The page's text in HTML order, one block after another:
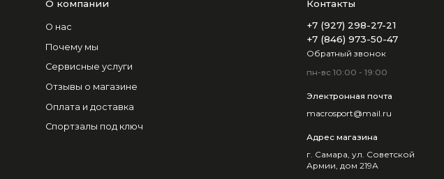
О компании
О нас
Почему мы
Сервисные услуги
Отзывы о магазине
Оплата и доставка
Спортзалы под ключ
Контакты
+7 (927) 298-27-21
+7 (846) 973-50-47
Обратный звонок
пн-вс 10:00 - 19:00
Электронная почта
macrosport@mail.ru
Адрес магазина
г. Самара, ул. Советской
Армии, дом 219А